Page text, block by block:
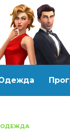
ОДЕЖДА